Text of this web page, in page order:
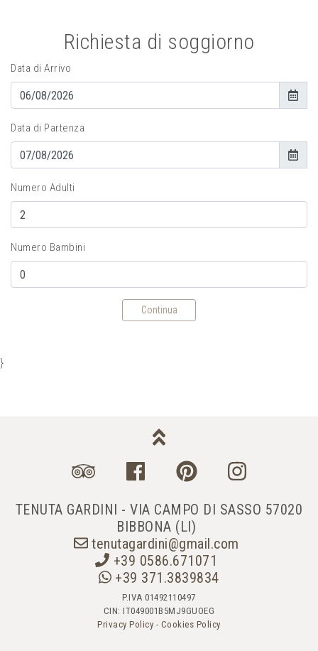
Richiesta di soggiorno
Data di Arrivo
Data di Partenza
Numero Adulti
Numero Bambini
Continua
}
TENUTA GARDINI - VIA CAMPO DI SASSO 57020
BIBBONA (LI)
tenutagardini@gmail.com
+39 0586.671071
+39 371.3839834
P.IVA 01492110497
CIN: IT049001B5MJ9GUOEG
Privacy Policy - Cookies Policy